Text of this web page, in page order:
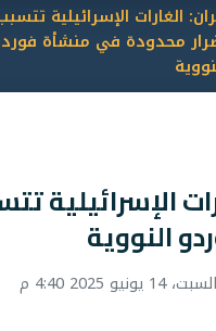
الغارات الإسرائيلية
محدودة في منشأة
النووية
السبت، 14 يونيو 2025 4:40 م